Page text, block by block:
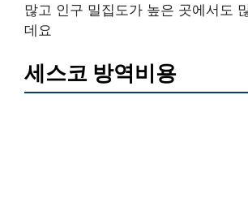
많고 인구 밀집도가 높은 곳에서도
데요
세스코 방역비용